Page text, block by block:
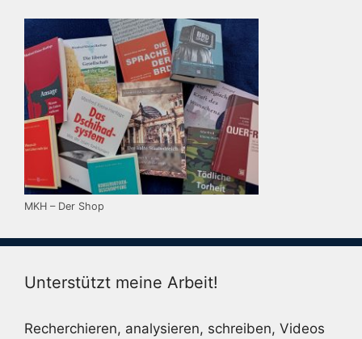
MKH – Der Shop
Unterstützt meine Arbeit!
Recherchieren, analysieren, schreiben, Videos